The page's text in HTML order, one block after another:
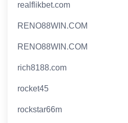
realflikbet.com
RENO88WIN.COM
RENO88WIN.COM
rich8188.com
rocket45
rockstar66m